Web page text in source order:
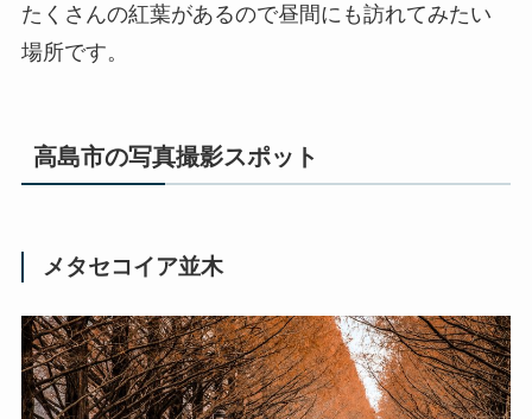
たくさんの紅葉があるので昼間にも訪れてみたい
場所です。
高島市の写真撮影スポット
メタセコイア並木